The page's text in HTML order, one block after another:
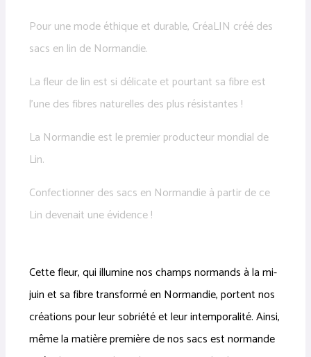
Pour une mode éthique et durable, CréaLIN créé des
sacs en lin de Normandie.
La fleur de lin est si délicate et pourtant sa fibre est
l’une des fibres naturelles des plus résistantes !
La Normandie est le premier producteur mondial de
Lin.
Confectionner des sacs en Normandie à partir de ce
Lin devenait une évidence !
Cette fleur, qui illumine nos champs normands à la mi-
juin et sa fibre transformé en Normandie, portent nos
créations pour leur sobriété et leur intemporalité. Ainsi,
même la matière première de nos sacs est normande